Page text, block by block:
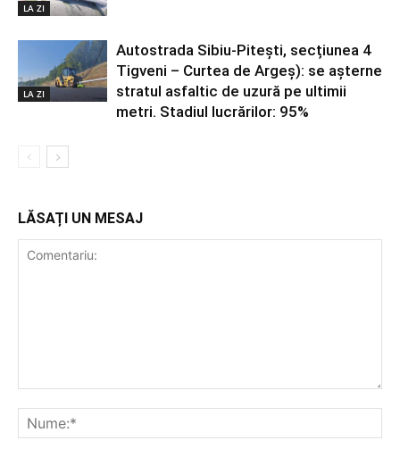
LA ZI
LA ZI
Autostrada Sibiu-Pitești, secțiunea 4
Tigveni – Curtea de Argeș): se așterne
stratul asfaltic de uzură pe ultimii
metri. Stadiul lucrărilor: 95%
LĂSAȚI UN MESAJ